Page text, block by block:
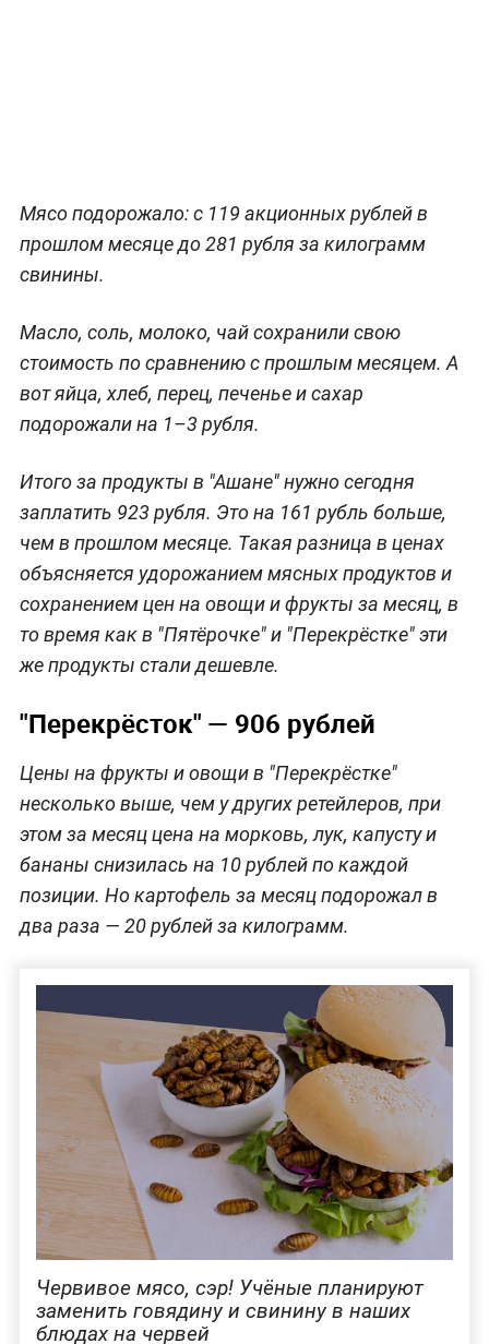
Мясо подорожало: с 119 акционных рублей в
прошлом месяце до 281 рубля за килограмм
свинины.
Масло, соль, молоко, чай сохранили свою
стоимость по сравнению с прошлым месяцем. А
вот яйца, хлеб, перец, печенье и сахар
подорожали на 1–3 рубля.
Итого за продукты в "Ашане" нужно сегодня
заплатить 923 рубля. Это на 161 рубль больше,
чем в прошлом месяце. Такая разница в ценах
объясняется удорожанием мясных продуктов и
сохранением цен на овощи и фрукты за месяц, в
то время как в "Пятёрочке" и "Перекрёстке" эти
же продукты стали дешевле.
"Перекрёсток" — 906 рублей
Цены на фрукты и овощи в "Перекрёстке"
несколько выше, чем у других ретейлеров, при
этом за месяц цена на морковь, лук, капусту и
бананы снизилась на 10 рублей по каждой
позиции. Но картофель за месяц подорожал в
два раза — 20 рублей за килограмм.
Червивое мясо, сэр! Учёные планируют
заменить говядину и свинину в наших
блюдах на червей